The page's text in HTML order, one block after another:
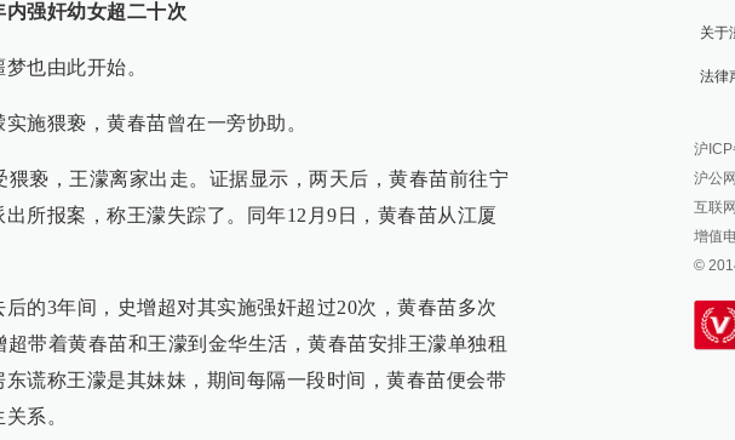
强奸幼女超二十次
也由此开始。
施猥亵，黄春苗曾在一旁协助。
猥亵，王濛离家出走。证据显示，两天后，黄春苗前往宁
出所报案，称王濛失踪了。同年12月9日，黄春苗从江厦
的3年间，史增超对其实施强奸超过20次，黄春苗多次
超带着黄春苗和王濛到金华生活，黄春苗安排王濛单独租
谎称王濛是其妹妹，期间每隔一段时间，黄春苗便会带
系。
关于
法律
报
沪
沪公
互联
增值
©